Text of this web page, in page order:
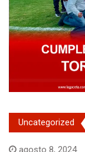
Uncategorized
agosto 8, 2024